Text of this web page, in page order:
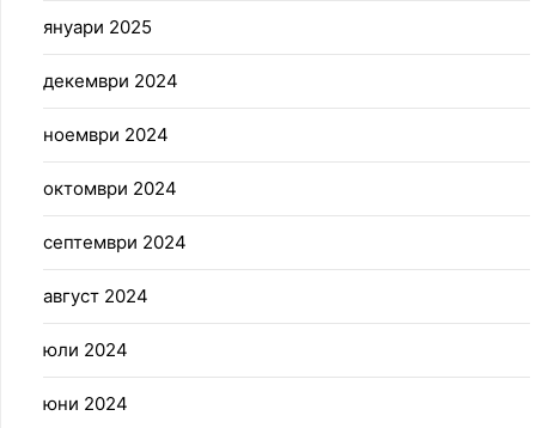
януари 2025
декември 2024
ноември 2024
октомври 2024
септември 2024
август 2024
юли 2024
юни 2024